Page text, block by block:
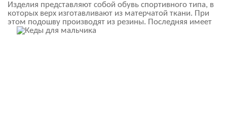
Изделия представляют собой обувь спортивного типа, в
которых верх изготавливают из матерчатой ткани. При
этом подошву производят из резины. Последняя имеет